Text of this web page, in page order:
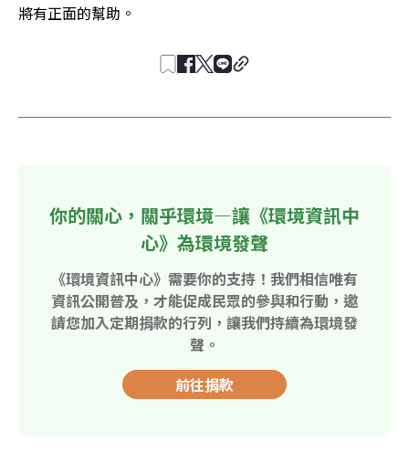
將有正面的幫助。
你的關心，關乎環境—讓《環境資訊中
心》為環境發聲
《環境資訊中心》需要你的支持！我們相信唯有
資訊公開普及，才能促成民眾的參與和行動，邀
請您加入定期捐款的行列，讓我們持續為環境發
聲。
前往捐款